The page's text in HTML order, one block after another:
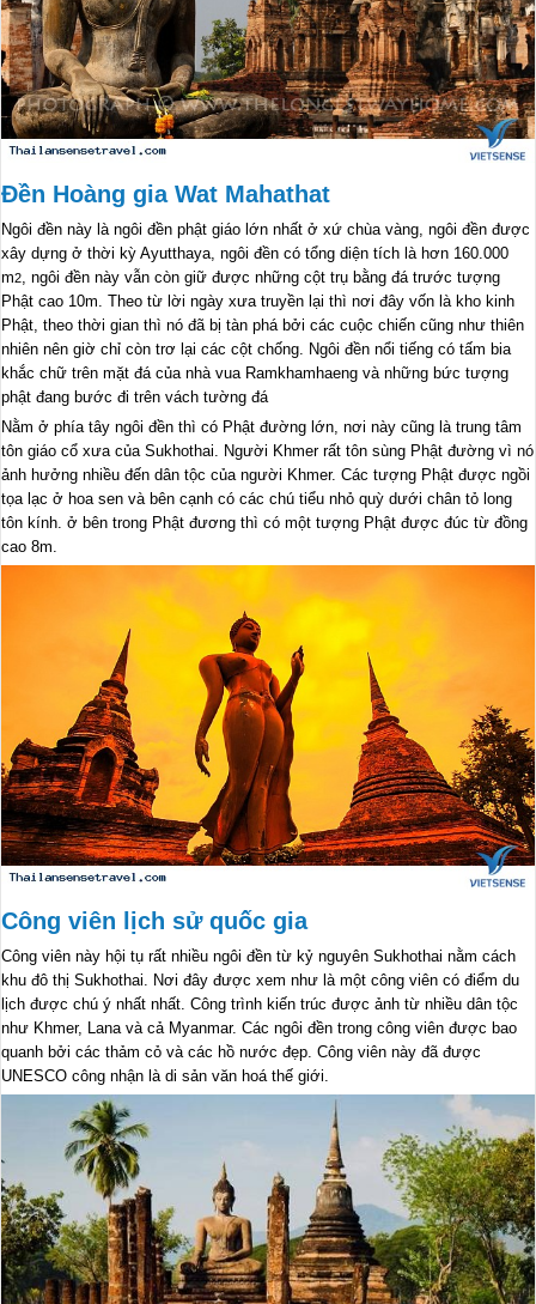
Đền Hoàng gia Wat Mahathat
Ngôi đền này là ngôi đền phật giáo lớn nhất ở xứ chùa vàng, ngôi đền được
xây dựng ở thời kỳ Ayutthaya, ngôi đền có tổng diện tích là hơn 160.000
m2
, ngôi đền này vẫn còn giữ được những cột trụ bằng đá trước tượng
Phật cao 10m. Theo từ lời ngày xưa truyền lại thì nơi đây vốn là kho kinh
Phật, theo thời gian thì nó đã bị tàn phá bởi các cuộc chiến cũng như thiên
nhiên nên giờ chỉ còn trơ lại các cột chống. Ngôi đền nổi tiếng có tấm bia
khắc chữ trên mặt đá của nhà vua Ramkhamhaeng và những bức tượng
phật đang bước đi trên vách tường đá
Nằm ở phía tây ngôi đền thì có Phật đường lớn, nơi này cũng là trung tâm
tôn giáo cổ xưa của Sukhothai. Người Khmer rất tôn sùng Phật đường vì nó
ảnh hưởng nhiều đến dân tộc của người Khmer. Các tượng Phật được ngồi
tọa lạc ở hoa sen và bên cạnh có các chú tiểu nhỏ quỳ dưới chân tỏ long
tôn kính. ở bên trong Phật đương thì có một tượng Phật được đúc từ đồng
cao 8m.
Công viên lịch sử quốc gia
Công viên này hội tụ rất nhiều ngôi đền từ kỷ nguyên Sukhothai nằm cách
khu đô thị Sukhothai. Nơi đây được xem như là một công viên có điểm du
lịch được chú ý nhất nhất. Công trình kiến trúc được ảnh từ nhiều dân tộc
như Khmer, Lana và cả Myanmar. Các ngôi đền trong công viên được bao
quanh bởi các thảm cỏ và các hồ nước đẹp. Công viên này đã được
UNESCO công nhận là di sản văn hoá thế giới.